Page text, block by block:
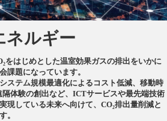
ネルギー
をはじめとした温室効果ガスの排出をいかに
課題になっています。
ステム規模最適化によるコスト低減、移動時
体験の創出など、ICTサービスや最先端技術
現している未来へ向けて、CO₂排出量削減と
。